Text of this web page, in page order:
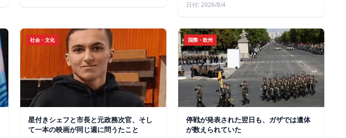
日付: 2026/8/4
社会・文化
星付きシェフと市長と元政務次官、そし
て一本の映画が同じ週に問うたこと
国際・欧州
停戦が発表された翌日も、ガザでは遺体
が数えられていた